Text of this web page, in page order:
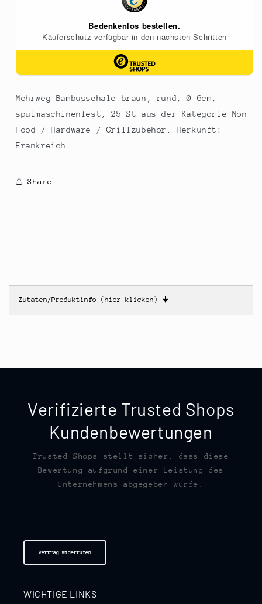
St
Mehrweg Bambusschale braun, rund, Ø 6cm,
spülmaschinenfest, 25 St aus der Kategorie Non
Food / Hardware / Grillzubehör. Herkunft:
Frankreich.
Share
Zutaten/Produktinfo (hier klicken) 🠋
Verifizierte Trusted Shops
Kundenbewertungen
Trusted Shops stellt sicher, dass diese
Bewertung aufgrund einer Leistung des
Unternehmens abgegeben wurde.
Vertrag widerrufen
WICHTIGE LINKS